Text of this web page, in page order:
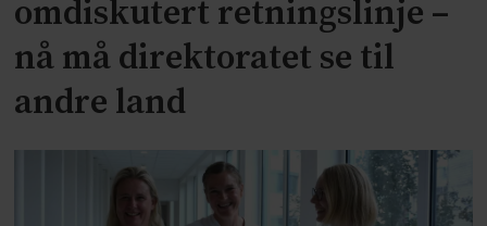
omdiskutert retningslinje –
nå må direktoratet se til
andre land